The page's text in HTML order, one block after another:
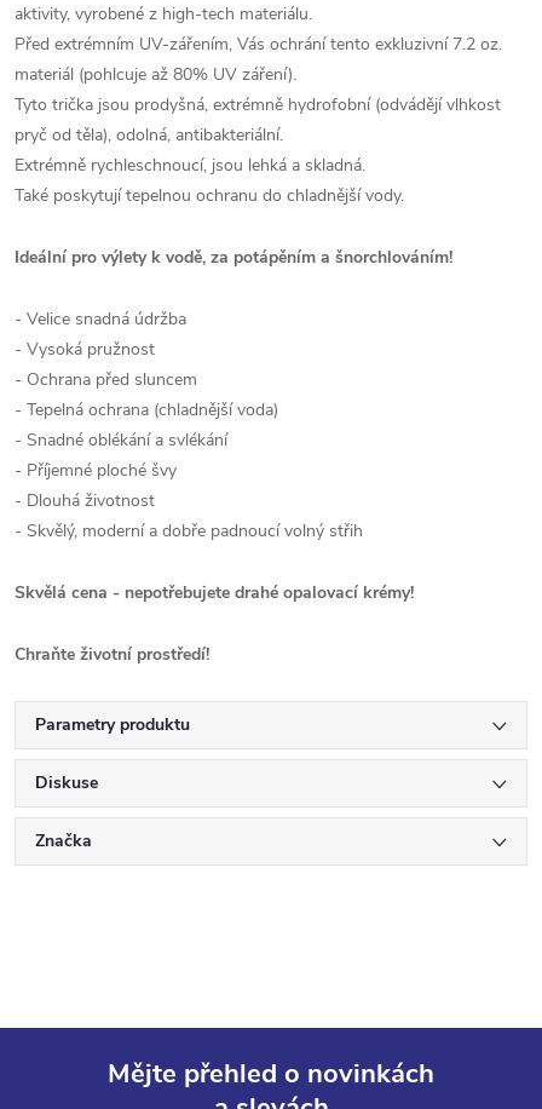
aktivity, vyrobené z high-tech materiálu.
Před extrémním UV-zářením, Vás ochrání tento exkluzivní 7.2 oz.
materiál (pohlcuje až 80% UV záření).
Tyto trička jsou prodyšná, extrémně hydrofobní (odvádějí vlhkost
pryč od těla), odolná, antibakteriální.
Extrémně rychleschnoucí, jsou lehká a skladná.
Také poskytují tepelnou ochranu do chladnější vody.
Ideální pro výlety k vodě, za potápěním a šnorchlováním!
- Velice snadná údržba
- Vysoká pružnost
- Ochrana před sluncem
- Tepelná ochrana (chladnější voda)
- Snadné oblékání a svlékání
- Příjemné ploché švy
- Dlouhá životnost
- Skvělý, moderní a dobře padnoucí volný střih
Skvělá cena - nepotřebujete drahé opalovací krémy!
Chraňte životní prostředí!
Parametry produktu
Diskuse
Značka
Mějte přehled o novinkách